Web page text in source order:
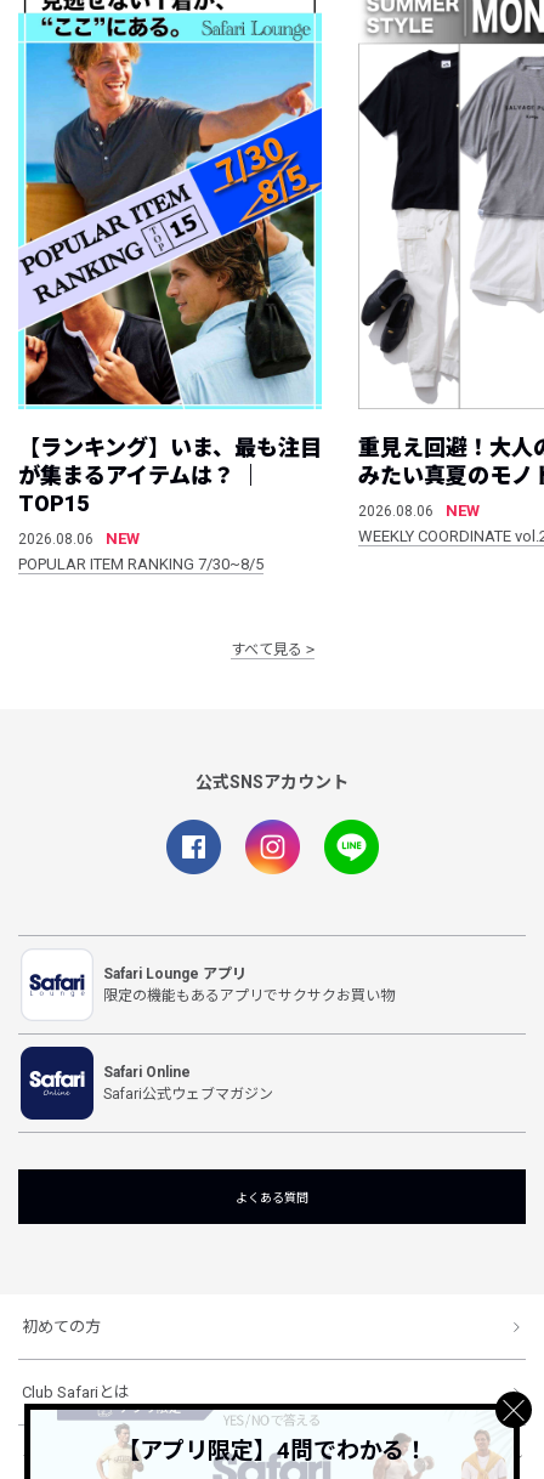
【ランキング】いま、最も注目
が集まるアイテムは？ ｜
TOP15
2026.08.06
NEW
POPULAR ITEM RANKING 7/30~8/5
重見え回避！大人
みたい真夏のモノ
2026.08.06
NEW
WEEKLY COORDINATE
すべて見る
公式SNSアカウント
Safari Lounge アプリ
限定の機能もあるアプリでサクサクお買い物
Safari Online
Safari公式ウェブマガジン
よくある質問
初めての方
Club Safariとは
ショッピングガイド【アプリ限定】4問でわかる！